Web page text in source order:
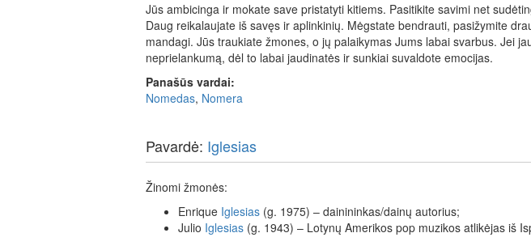
Jūs ambicinga ir mokate save pristatyti kitiems. Pasitikite savimi net
Daug reikalaujate iš savęs ir aplinkinių. Mėgstate bendrauti, pasižymite
mandagi. Jūs traukiate žmones, o jų palaikymas Jums labai svarbus. Jei
neprielankumą, dėl to labai jaudinatės ir sunkiai suvaldote emocijas.
Panašūs vardai:
Nomedas, Nomera
Pavardė: Iglesias
Žinomi žmonės:
Enrique Iglesias(g. 1975) – dainininkas/dainų autorius;
Julio Iglesias(g. 1943) – Lotynų Amerikos pop muzikos atlikėjas iš